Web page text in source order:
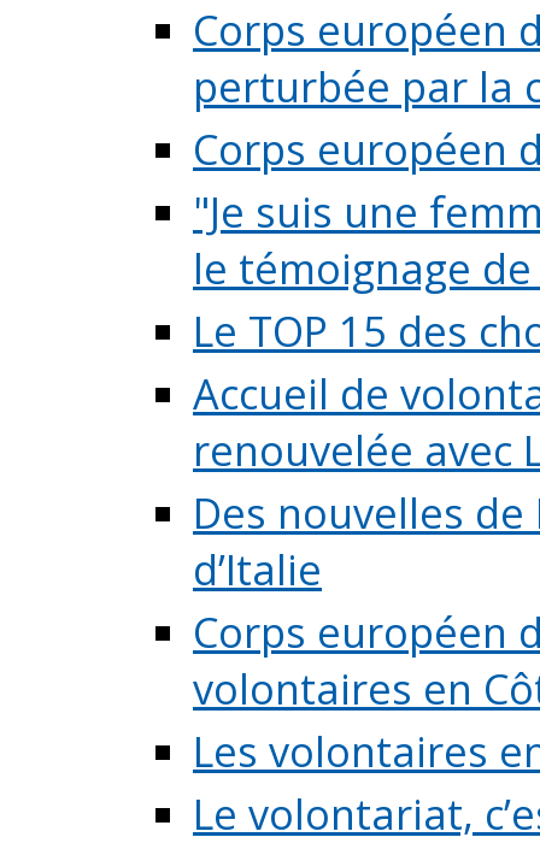
Corps européen
perturbée par la
Corps européen
"Je suis une
le témoignage de
Le TOP 15 des
Accueil de
renouvelée avec
Des nouvelles
d’Italie
Corps européen
volontaires en
Les volontaires
Le volontariat,